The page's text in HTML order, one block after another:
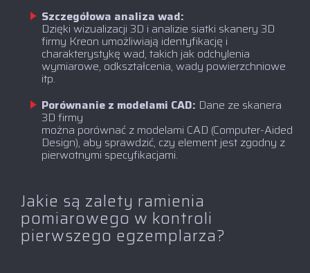
Szczegółowa analiza wad:
Dzięki wizualizacji 3D i analizie siatki skanery 3D
firmy Kreon umożliwiają identyfikację i
charakterystykę wad, takich jak odchylenia
wymiarowe, odkształcenia, wady powierzchniowe
itp.
Porównanie z modelami CAD: Dane ze skanera
3D firmy
można porównać z modelami CAD (Computer-Aided
Design), aby sprawdzić, czy element jest zgodny z
pierwotnymi specyfikacjami.
Jakie są zalety ramienia
pomiarowego w kontroli
pierwszego egzemplarza?